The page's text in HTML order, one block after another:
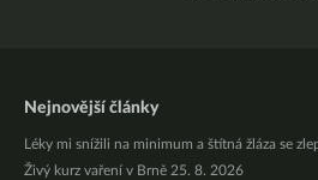
Nejnovější články
Léky mi snížili na minimum a štítná žláza se
Živý kurz vaření v Brně 25. 8. 2026